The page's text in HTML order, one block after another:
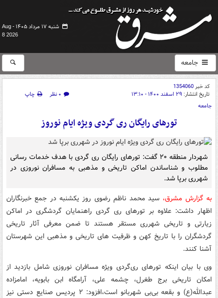
شنبه ۱۷ مرداد ۱۴۰۵ -
Aug
8 2026
جامعه
کد خبر1354060
تاریخ انتشار: ۲۹ اسفند ۱۴۰۰ - ۱۳:۱۰ ۰ نظر
چاپ
جامعه
تورهای رایگان ری گردی ویژه ایام نوروز
شهردار منطقه ۲۰ گفت: تورهای رایگان ری گردی با هدف خدمات رسانی
مطلوب و شناساندن اماکن تاریخی و مذهبی به مسافران نوروزی در
شهرری برپا شد.
به گزارش مشرق،سید محمد ناظم رضوی روز یکشنبه در جمع خبرنگاران
اظهار داشت: علاوه بر تورهای ری گردی راهنمایان گردشگری در اماکن
زیارتی و تاریخی شهرری مستقر هستند تا ضمن معرفی آثار تاریخی
گردشگران را با تاریخ کهن و ظرفیت های تاریخی و مذهبی این شهرستان
آشنا کنند.
وی با بیان اینکه تورهای ری‌گردی ویژه مسافران نوروزی شامل بازدید از
امکان تاریخی برج طغرل، چشمه علی، آرامگاه ابن بابویه، امامزاده
عبدالله(ع) و بقعه بی‌بی شهربانو است،افزود: ۲ پردیس صنایع دستی نیز